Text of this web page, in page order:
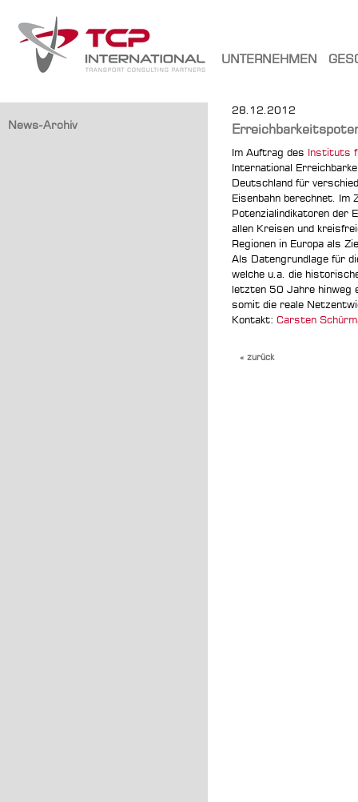
UNTERNEHMEN
News-Archiv
28.12.2012
Im Auftrag des Instituts
International
Deutschland für
Eisenbahn berechnet.
Potenzialindikatoren der
allen Kreisen und
Regionen in Europa als
Als Datengrundlage für
welche u.a. die
letzten 50 Jahre hinweg
somit die reale
Kontakt: Carsten
« zurück